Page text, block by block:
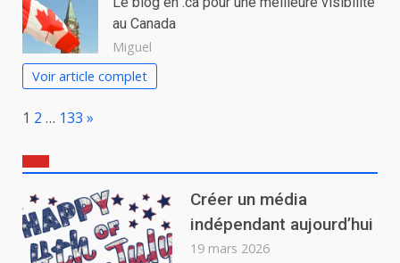
au Canada
Miguel
Voir article complet
Page:
1 2 … 133 Next
»
Créer un média
indépendant aujourd’hui
19 mars 2026